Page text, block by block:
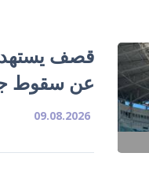
قصف
عن سقوط
09.08.2026